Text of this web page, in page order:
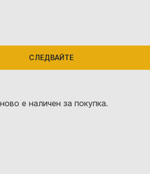
СЛЕДВАЙТЕ
е наличен за покупка.